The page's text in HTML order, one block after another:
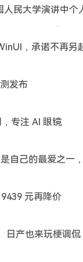
民大学演讲中
，承诺不再另
发布
专注 AI 眼镜
自己的最爱之一
元再降价
日产也来玩梗调侃